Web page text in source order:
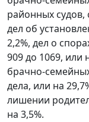
районных судов,
дел об
2,2%, дел о
909 до 1069, или
брачно-
дела, или на
лишении
на 3,5%.